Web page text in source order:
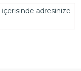
içerisinde adresinize